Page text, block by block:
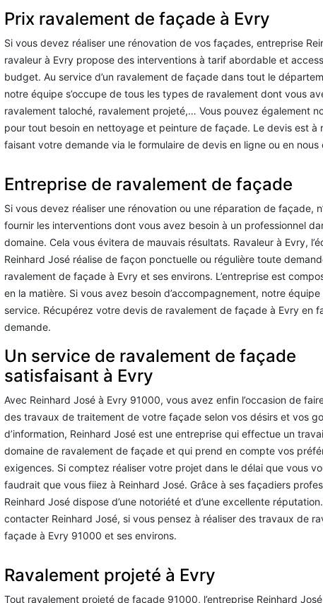
Prix ravalement de façade à Evry
Si vous devez réaliser une rénovation de vos façades, entreprise
ravaleur à Evry propose des interventions à tarif abordable et
budget. Au service d’un ravalement de façade dans tout le
notre équipe s’occupe de tous les types de ravalement dont vous
ravalement taloché, ravalement projeté,… Vous pouvez également
pour tout besoin en nettoyage et peinture de façade. Le devis est à
faisant votre demande via le formulaire de devis en ligne ou en nous
Entreprise de ravalement de façade
Si vous devez réaliser une rénovation ou une réparation de façade,
fournir les interventions dont vous avez besoin à un professionnel
domaine. Cela vous évitera de mauvais résultats. Ravaleur à Evry,
Reinhard José réalise de façon ponctuelle ou régulière toute
ravalement de façade à Evry et ses environs. L’entreprise est
en la matière. Si vous avez besoin d’accompagnement, notre
service. Récupérez votre devis de ravalement de façade à Evry en
demande.
Un service de ravalement de façade
satisfaisant à Evry
Avec Reinhard José à Evry 91000, vous avez enfin l’occasion de
des travaux de traitement de votre façade selon vos désirs et vos
d’information, Reinhard José est une entreprise qui effectue un
domaine de ravalement de façade et qui prend en compte vos
exigences. Si comptez réaliser votre projet dans le délai que vous
faudrait que vous fiiez à Reinhard José. Grâce à ses façadiers
Reinhard José dispose d’une notoriété et d’une excellente
contacter Reinhard José, si vous pensez à réaliser des travaux de
façade à Evry 91000 et ses environs.
Ravalement projeté à Evry
Tout ravalement projeté de façade 91000, l’entreprise Reinhard